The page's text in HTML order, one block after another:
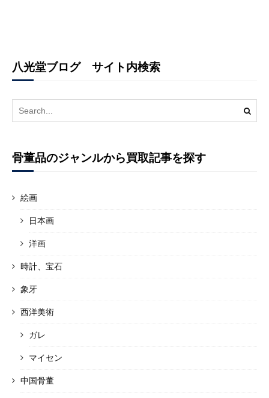
八光堂ブログ サイト内検索
Search
for:
骨董品のジャンルから買取記事を探す
絵画
日本画
洋画
時計、宝石
象牙
西洋美術
ガレ
マイセン
中国骨董